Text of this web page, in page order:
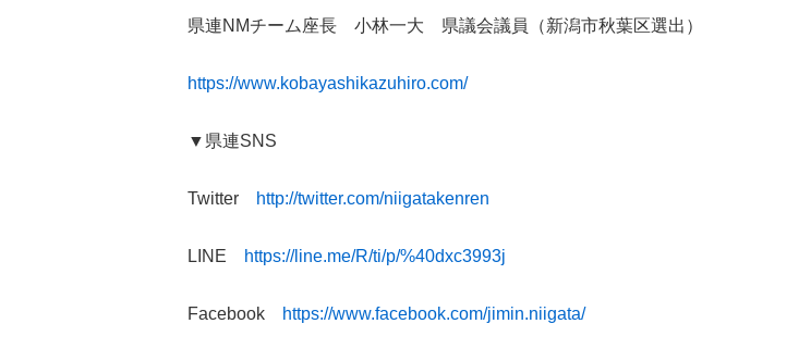
県連NMチーム座長 小林一大 県議会議員（新潟市秋葉区選出）
https://www.kobayashikazuhiro.com/
▼県連SNS
Twitter http://twitter.com/niigatakenren
LINE https://line.me/R/ti/p/%40dxc3993j
Facebook https://www.facebook.com/jimin.niigata/